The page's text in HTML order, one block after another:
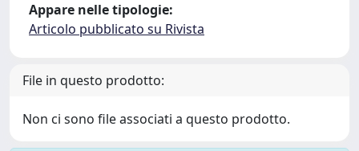
Appare nelle tipologie:
Articolo pubblicato su Rivista
File in questo prodotto:
Non ci sono file associati a questo prodotto.